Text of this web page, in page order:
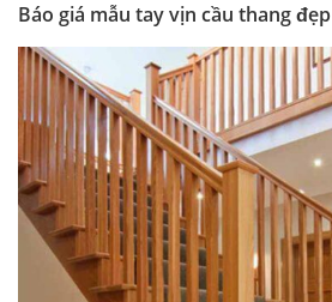
Báo giá mẫu tay vịn cầu thang